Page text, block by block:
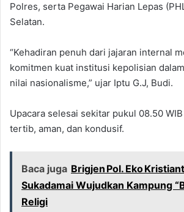
Polres, serta Pegawai Harian Lepas
Selatan.
“Kehadiran penuh dari jajaran internal
komitmen kuat institusi kepolisian
nilai nasionalisme,” ujar Iptu G.J, Budi.
Upacara selesai sekitar pukul 08.50
tertib, aman, dan kondusif.
Baca juga Brigjen Pol. Eko
Sukadamai Wujudkan Kampung
Religi